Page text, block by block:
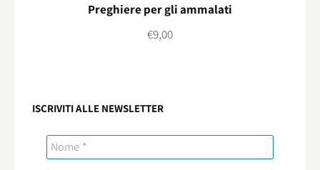
Preghiere per gli ammalati
€9,00
ISCRIVITI ALLE NEWSLETTER